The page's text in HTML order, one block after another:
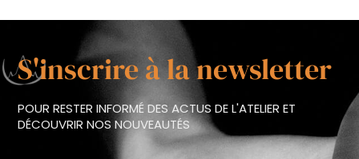
S'inscrire à la newsletter
POUR RESTER INFORMÉ DES ACTUS DE L'ATELIER ET
DÉCOUVRIR NOS NOUVEAUTÉS